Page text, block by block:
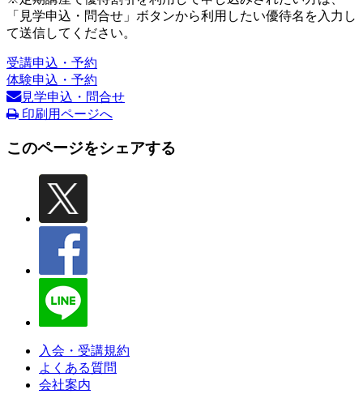
「見学申込・問合せ」ボタンから利用したい優待名を入力し
て送信してください。
受講申込・予約
体験申込・予約
見学申込・問合せ
印刷用ページへ
このページをシェアする
入会・受講規約
よくある質問
会社案内